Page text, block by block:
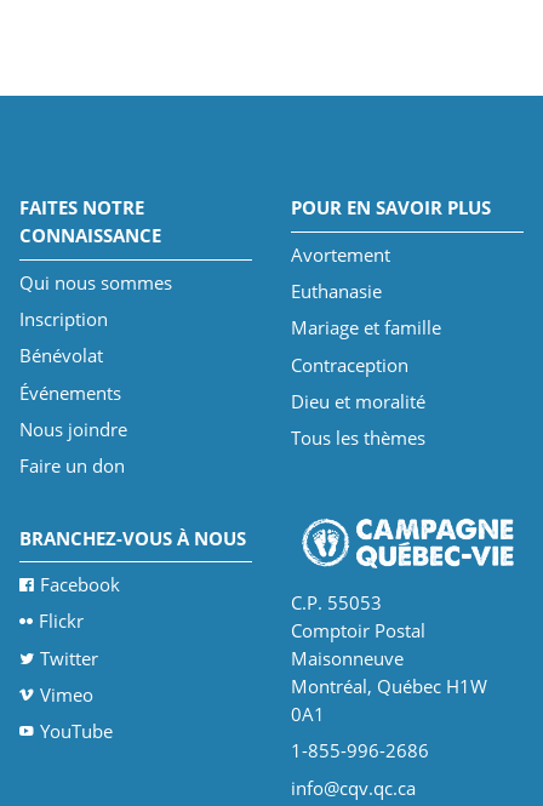
FAITES NOTRE
CONNAISSANCE
Qui nous sommes
Inscription
Bénévolat
Événements
Nous joindre
Faire un don
POUR EN SAVOIR PLUS
Avortement
Euthanasie
Mariage et famille
Contraception
Dieu et moralité
Tous les thèmes
BRANCHEZ-VOUS À NOUS
Facebook
Flickr
Twitter
Vimeo
YouTube
C.P. 55053
Comptoir Postal
Maisonneuve
Montréal, Québec H1W
0A1
1-855-996-2686
info@cqv.qc.ca